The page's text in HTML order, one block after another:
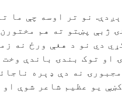
نو تر اوسه چې ما
ژبې پښتو ته هم
دي نو د هغې ورځ نه
او توک بندۍ باندې وخت
نه دې ډېره
يو عظيم شاعر شوې